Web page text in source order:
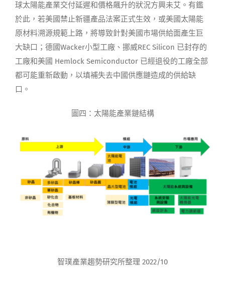
球太陽能產業交付延遲和價格飆升的狀況方興未艾。有鑑
於此，若美國禁止新疆產品法案正式生效，或美國太陽能
原材料溯源規範上路，將導致針對美國市場供給面產生巨
大缺口；德國Wacker小型工廠、挪威REC Silicon 已封存的
工廠和美國 Hemlock Semiconductor 已經退役的工廠全部
都可能重新啟動，以填補失去中國供應鏈造成的供給缺
口。
圖四：太陽能產業鏈結構
智璞產業趨勢研究所整理 2022/10